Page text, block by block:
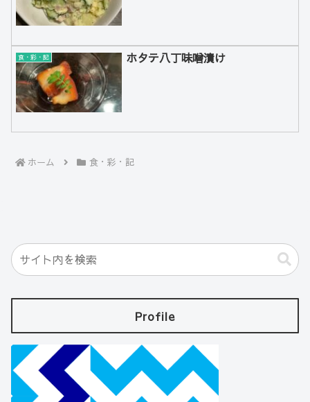
食・彩・記 ホタテ八丁味噌漬け
ホーム 食・彩・記
Profile